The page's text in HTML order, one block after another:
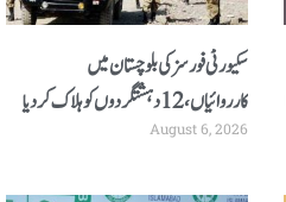
سکیورٹی فورسز کی بلوچستان میں
کارروائیاں، 12 دہشتگردوں کو ہلاک کردیا
August 6, 2026